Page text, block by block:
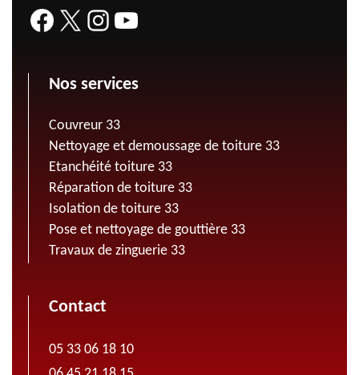
Nos services
Couvreur 33
Nettoyage et demoussage de toiture 33
Etanchéité toiture 33
Réparation de toiture 33
Isolation de toiture 33
Pose et nettoyage de gouttière 33
Travaux de zinguerie 33
Contact
05 33 06 18 10